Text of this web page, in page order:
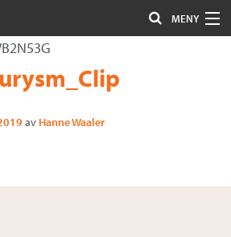
MENY
av Hanne Waaler